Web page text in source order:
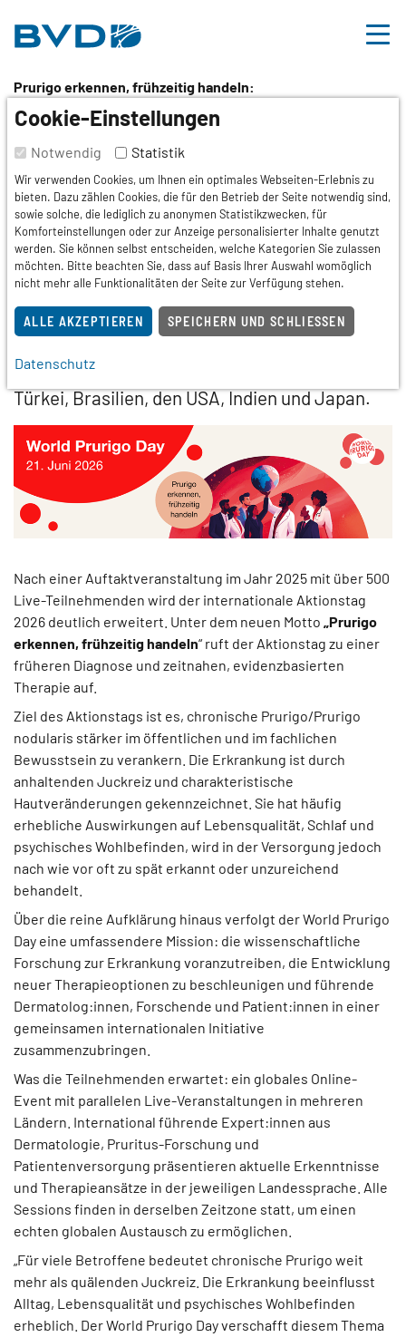
Prurigo erkennen, frühzeitig handeln:
World Prurigo Day 2026
stärkt international
Aufklärung
Aachen 29.05.2026 Pressemitteilung
Der zweite World Prurigo Day findet am 21.
Juni 2026 statt, mit parallelen Live-
Veranstaltungen auf drei Kontinenten und
Deutschland, Frankreich, Italien, Spanien, der
Türkei, Brasilien, den USA, Indien und Japan.
Nach einer Auftaktveranstaltung im Jahr 2025 mit über 500
Live-Teilnehmenden wird der internationale Aktionstag
2026 deutlich erweitert. Unter dem neuen Motto „Prurigo
erkennen, frühzeitig handeln“ ruft der Aktionstag zu einer
früheren Diagnose und zeitnahen, evidenzbasierten
Therapie auf.
Ziel des Aktionstags ist es, chronische Prurigo/Prurigo
nodularis stärker im öffentlichen und im fachlichen
Bewusstsein zu verankern. Die Erkrankung ist durch
anhaltenden Juckreiz und charakteristische
Hautveränderungen gekennzeichnet. Sie hat häufig
erhebliche Auswirkungen auf Lebensqualität, Schlaf und
psychisches Wohlbefinden, wird in der Versorgung jedoch
nach wie vor oft zu spät erkannt oder unzureichend
behandelt.
Über die reine Aufklärung hinaus verfolgt der World Prurigo
Day eine umfassendere Mission: die wissenschaftliche
Forschung zur Erkrankung voranzutreiben, die Entwicklung
neuer Therapieoptionen zu beschleunigen und führende
Dermatolog:innen, Forschende und Patient:innen in einer
gemeinsamen internationalen Initiative
zusammenzubringen.
Was die Teilnehmenden erwartet: ein globales Online-
Event mit parallelen Live-Veranstaltungen in mehreren
Ländern. International führende Expert:innen aus
Dermatologie, Pruritus-Forschung und
Patientenversorgung präsentieren aktuelle Erkenntnisse
und Therapieansätze in der jeweiligen Landessprache. Alle
Sessions finden in derselben Zeitzone statt, um einen
echten globalen Austausch zu ermöglichen.
„Für viele Betroffene bedeutet chronische Prurigo weit
mehr als quälenden Juckreiz. Die Erkrankung beeinflusst
Alltag, Lebensqualität und psychisches Wohlbefinden
erheblich. Der World Prurigo Day verschafft diesem Thema
Cookie-Einstellungen
Notwendig Statistik
Wir verwenden Cookies, um Ihnen ein optimales Webseiten-Erlebnis zu
bieten. Dazu zählen Cookies, die für den Betrieb der Seite notwendig sind,
sowie solche, die lediglich zu anonymen Statistikzwecken, für
Komforteinstellungen oder zur Anzeige personalisierter Inhalte genutzt
werden. Sie können selbst entscheiden, welche Kategorien Sie zulassen
möchten. Bitte beachten Sie, dass auf Basis Ihrer Auswahl womöglich
nicht mehr alle Funktionalitäten der Seite zur Verfügung stehen.
ALLE AKZEPTIEREN SPEICHERN UND SCHLIESSEN
Datenschutz